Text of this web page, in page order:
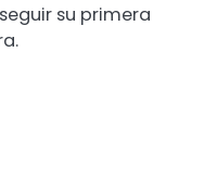
su primera